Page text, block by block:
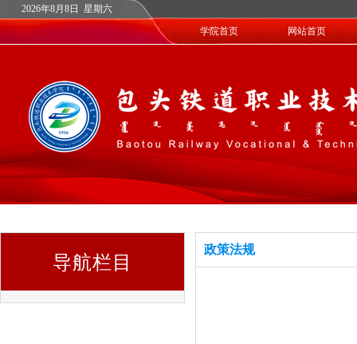
2026年8月8日 星期六
学院首页
网站首页
导航栏目
政策法规